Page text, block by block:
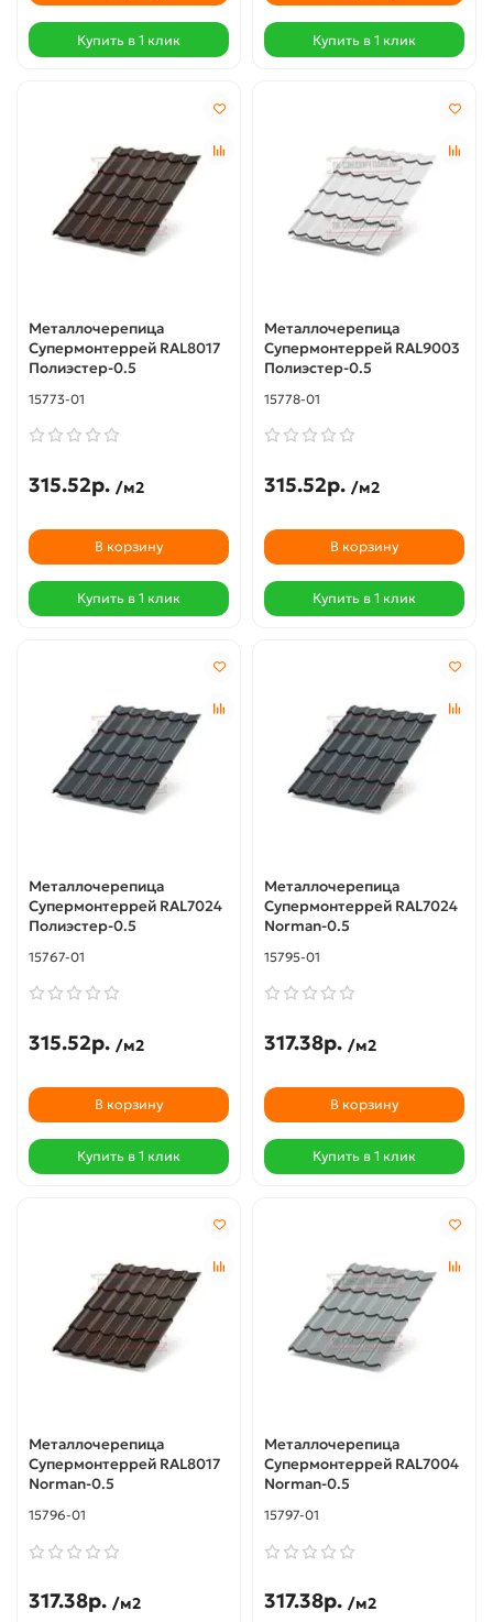
Купить в 1 клик Купить в 1 клик
Металлочерепица
Супермонтеррей RAL8017
Полиэстер-0.5
15773-01
315.52р. /м2
В корзину
Купить в 1 клик
Металлочерепица
Супермонтеррей RAL9003
Полиэстер-0.5
15778-01
315.52р. /м2
В корзину
Купить в 1 клик
Металлочерепица
Супермонтеррей RAL7024
Полиэстер-0.5
15767-01
315.52р. /м2
В корзину
Купить в 1 клик
Металлочерепица
Супермонтеррей RAL7024
Norman-0.5
15795-01
317.38р. /м2
В корзину
Купить в 1 клик
Металлочерепица
Супермонтеррей RAL8017
Norman-0.5
15796-01
317.38р. /м2
Металлочерепица
Супермонтеррей RAL7004
Norman-0.5
15797-01
317.38р. /м2